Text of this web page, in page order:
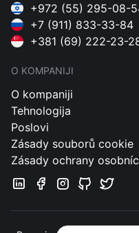
+972 (55) 295-08-
+7 (911) 833-33-84
+381 (69) 222-23-
O KOMPANIJI
O kompaniji
Tehnologija
Poslovi
Zásady souborů cookie
Zásady ochrany